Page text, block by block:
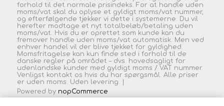
forhold til det normale prisindeks. For at handle uden
moms/vat skal du oplyse et gyldigt moms/vat nummer,
og efterfølgende tjekker vi dette i systemerne. Du vil
herefter modtage et nyt totalbeløb/betaling uden
moms/vat. Hvis du er oprettet som kunde kan du
fremover handle uden moms/vat automatisk. Men ved
enhver handel vil der blive tjekket for gyldighed.
Momsfritagelse kan kun finde sted i forhold til de
danske regler på området – dvs. hovedsagligt for
udenlandske kunder med gyldigt moms / VAT nummer.
Venligst kontakt os hvis du har spørgsmål. Alle priser
er uden moms. Uden
levering.
Powered by nopCommerce